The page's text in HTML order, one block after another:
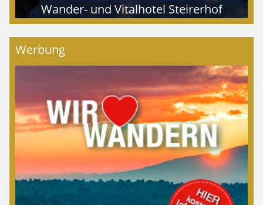
Wander- und Vitalhotel Steirerhof
Werbung